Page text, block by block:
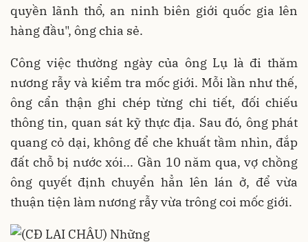
quyền lãnh thổ, an ninh biên giới quốc gia lên
hàng đầu", ông chia sẻ.
Công việc thường ngày của ông Lụ là đi thăm
nương rẫy và kiểm tra mốc giới. Mỗi lần như thế,
ông cẩn thận ghi chép từng chi tiết, đối chiếu
thông tin, quan sát kỹ thực địa. Sau đó, ông phát
quang cỏ dại, không để che khuất tầm nhìn, đắp
đất chỗ bị nước xói... Gần 10 năm qua, vợ chồng
ông quyết định chuyển hẳn lên lán ở, để vừa
thuận tiện làm nương rẫy vừa trông coi mốc giới.